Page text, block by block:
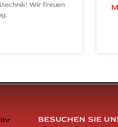
Wir freuen
BESUCHEN SIE